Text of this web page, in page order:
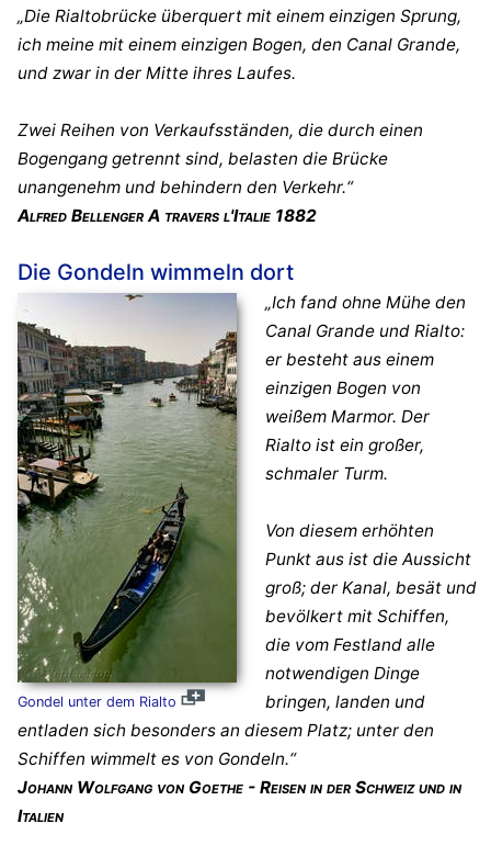
„Die Rialtobrücke überquert mit einem einzigen Sprung,
ich meine mit einem einzigen Bogen, den Canal Grande,
und zwar in der Mitte ihres Laufes.
Zwei Reihen von Verkaufsständen, die durch einen
Bogengang getrennt sind, belasten die Brücke
unangenehm und behindern den Verkehr.“
Alfred Bellenger A travers l'Italie 1882
Die Gondeln wimmeln dort
Gondel unter dem Rialto
„Ich fand ohne Mühe den
Canal Grande und Rialto:
er besteht aus einem
einzigen Bogen von
weißem Marmor. Der
Rialto ist ein großer,
schmaler Turm.
Von diesem erhöhten
Punkt aus ist die Aussicht
groß; der Kanal, besät und
bevölkert mit Schiffen,
die vom Festland alle
notwendigen Dinge
bringen, landen und
entladen sich besonders an diesem Platz; unter den
Schiffen wimmelt es von Gondeln.“
Johann Wolfgang von Goethe - Reisen in der Schweiz und in
Italien